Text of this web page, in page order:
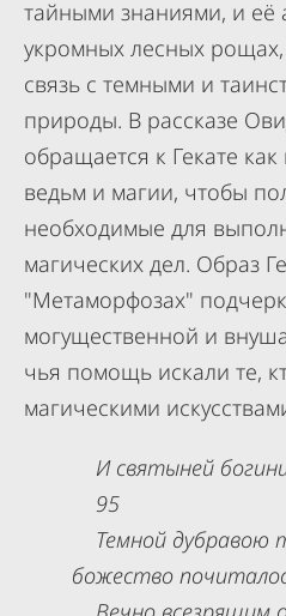
тайными знаниями, и её
укромных лесных
связь с темными и
природы. В рассказе
обращается к Гекате
ведьм и магии, чтобы
необходимые для
магических дел. Образ
"Метаморфозах"
могущественной и
чья помощь искали те,
магическими
И святыней
95
Темной дубравою
божество